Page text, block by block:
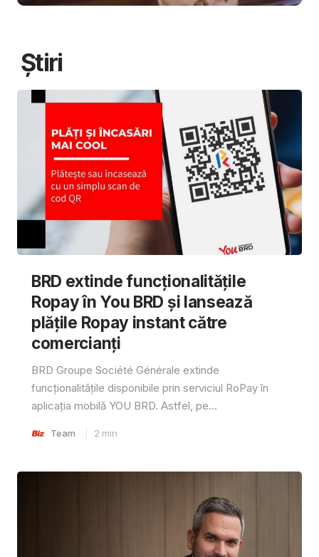
Știri
BRD extinde funcționalitățile
Ropay în You BRD și lansează
plățile Ropay instant către
comercianți
BRD Groupe Société Générale extinde
funcționalitățile disponibile prin serviciul RoPay în
aplicația mobilă YOU BRD. Astfel, pe...
Team 2 min